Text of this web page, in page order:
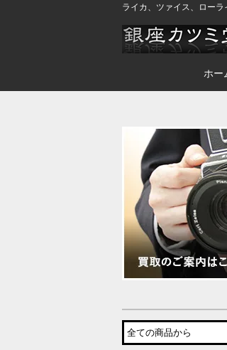
ライカ、ツァイス、ロー
ホー